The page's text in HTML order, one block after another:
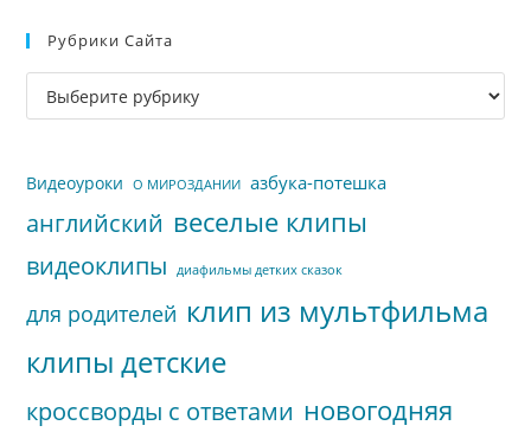
Рубрики Сайта
Рубрики
сайта
Видеоуроки О МИРОЗДАНИИ азбука-потешка
английский веселые клипы
видеоклипы диафильмы детких сказок
для родителей клип из мультфильма
клипы детские
кроссворды с ответами новогодняя